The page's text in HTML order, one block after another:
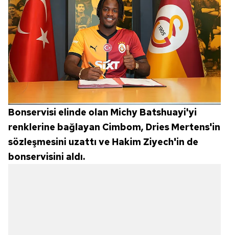
Bonservisi elinde olan Michy Batshuayi'yi
renklerine bağlayan Cimbom, Dries Mertens'in
sözleşmesini uzattı ve Hakim Ziyech'in de
bonservisini aldı.